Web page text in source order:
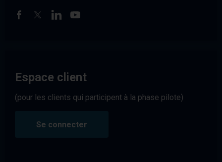
Espace client
(pour les clients qui participent à la phase pilote)
Se connecter